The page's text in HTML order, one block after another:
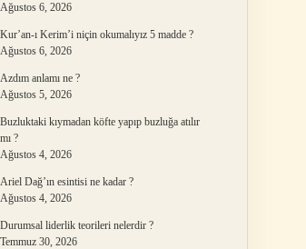
Ağustos 6, 2026
Kur’an-ı Kerim’i niçin okumalıyız 5 madde ?
Ağustos 6, 2026
Azdım anlamı ne ?
Ağustos 5, 2026
Buzluktaki kıymadan köfte yapıp buzluğa atılır
mı ?
Ağustos 4, 2026
Ariel Dağ’ın esintisi ne kadar ?
Ağustos 4, 2026
Durumsal liderlik teorileri nelerdir ?
Temmuz 30, 2026